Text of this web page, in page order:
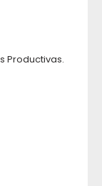
Productivas.